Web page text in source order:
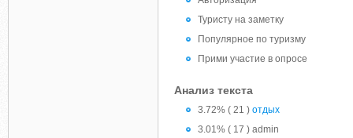
Туристу на заметку
Популярное по туризму
Прими участие в опросе
Анализ текста
3.72% ( 21 ) отдых
3.01% ( 17 ) admin